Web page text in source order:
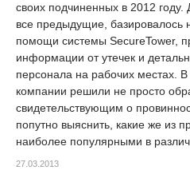
своих подчиненных в 2012 году.
все предыдущие, базировалось
помощи системы SecureTower,
информации от утечек и
персонала на рабочих местах. В
компании решили не просто
свидетельствующим о
попутно выяснить, какие же из
наиболее популярными в
27.03.2013